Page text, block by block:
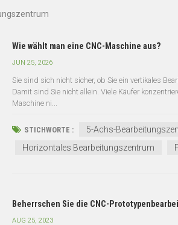
Wie wählt man eine CNC-Maschine aus?
JUN 25, 2026
Sie sind sich nicht sicher, ob Sie ein vertikales
Damit sind Sie nicht allein. Viele Käufer
Maschine ni...
STICHWORTE : 5-Achs-
Horizontales Bearbeitungszentrum
Beherrschen Sie die CNC-
AUG 25, 2023